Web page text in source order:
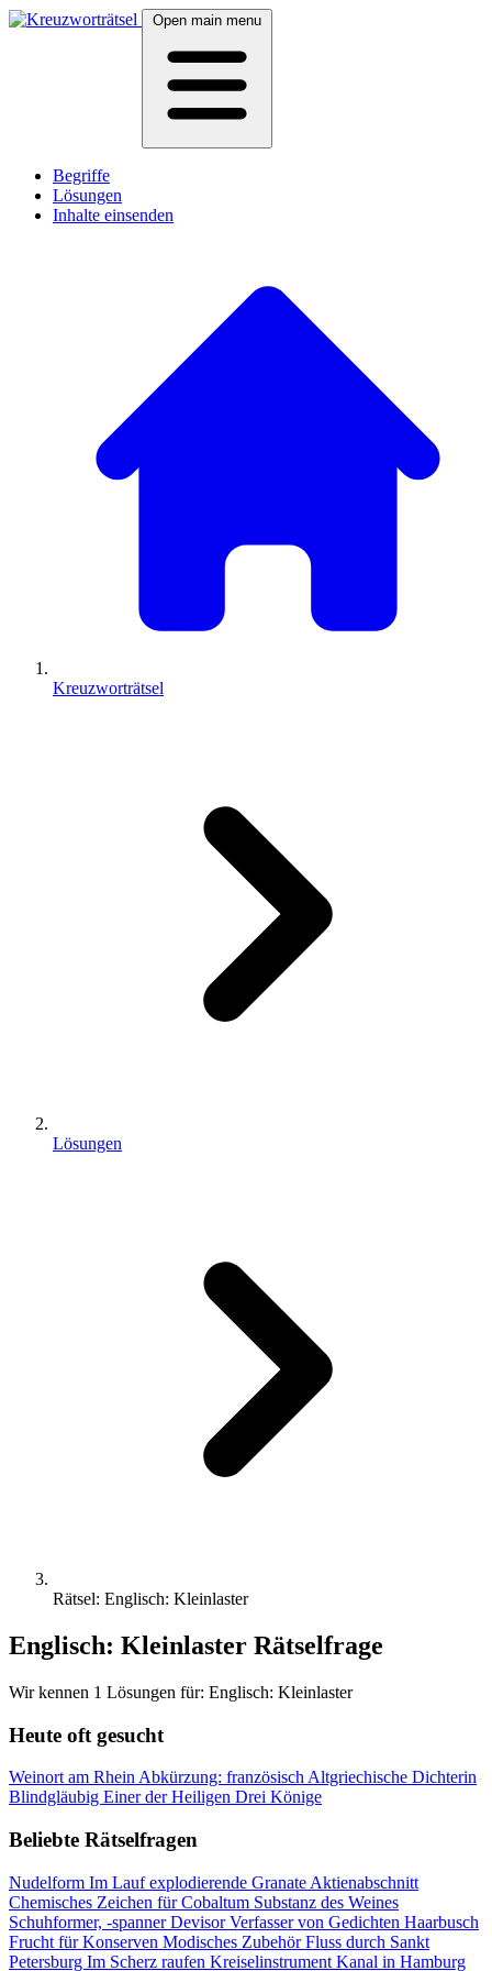
Open main menu
Begriffe
Lösungen
Inhalte einsenden
Kreuzworträtsel
Lösungen
Rätsel: Englisch: Kleinlaster
Englisch: Kleinlaster Rätselfrage
Wir kennen 1 Lösungen für: Englisch: Kleinlaster
Heute oft gesucht
Weinort am Rhein Abkürzung: französisch Altgriechische Dichterin
Blindgläubig Einer der Heiligen Drei Könige
Beliebte Rätselfragen
Nudelform Im Lauf explodierende Granate Aktienabschnitt
Chemisches Zeichen für Cobaltum Substanz des Weines
Schuhformer, -spannerDevisorVerfasser von Gedichten Haarbusch
Frucht für Konserven Modisches ZubehörFluss durch Sankt
Petersburg Im Scherz raufen Kreiselinstrument Kanal in Hamburg